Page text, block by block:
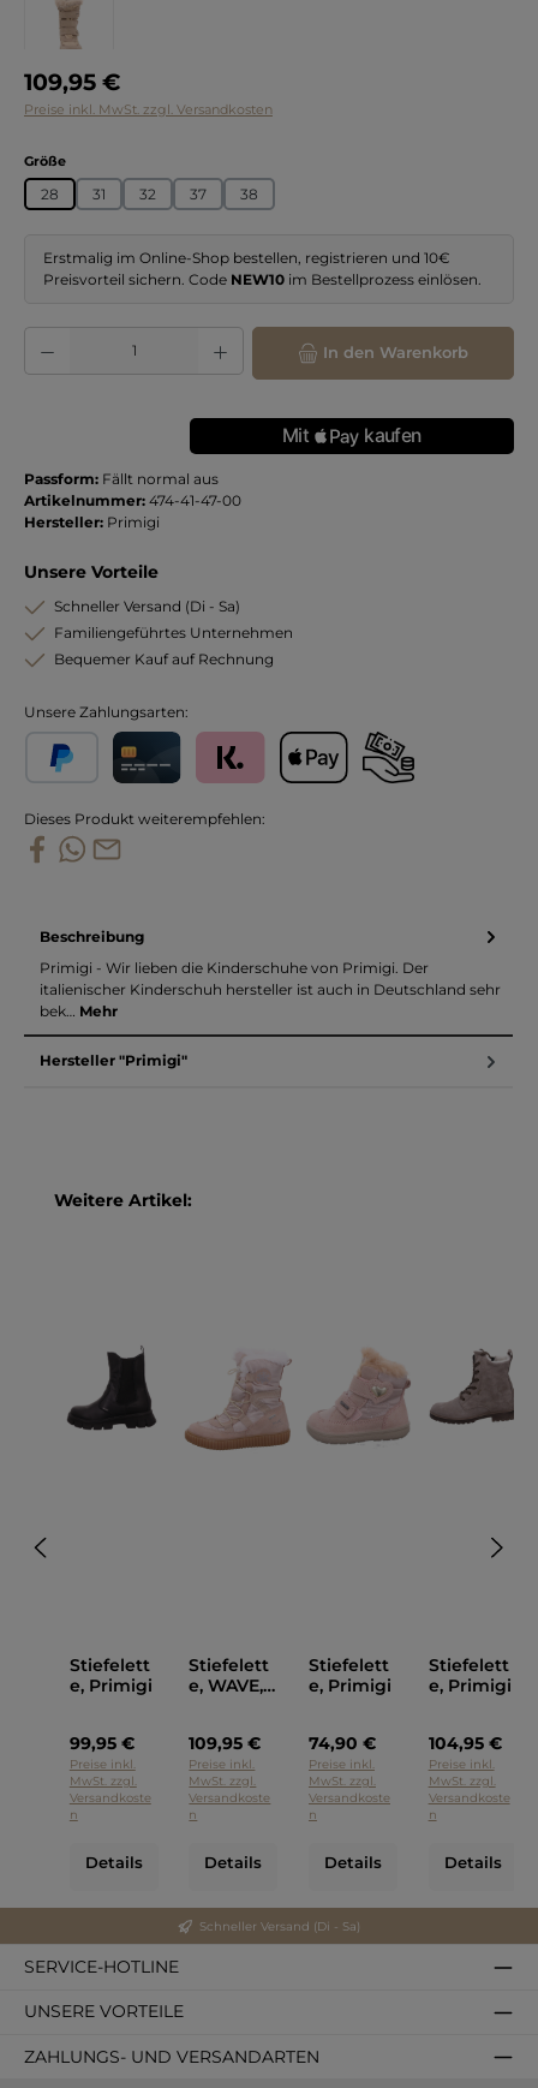
Regulärer Preis:
109,95 €
Preise inkl. MwSt. zzgl. Versandkosten
Größeauswählen
28 31 32 37 38
Erstmalig im Online-Shop bestellen, registrieren und 10€
Preisvorteil sichern. Code NEW10 im Bestellprozess einlösen.
Produkt Anzahl: Gib den gewünschten Wert ein oder benutze die
In den Warenkorb
Passform: Fällt normal aus
Artikelnummer: 474-41-47-00
Hersteller: Primigi
Unsere Vorteile
Schneller Versand (Di - Sa)
Familiengeführtes Unternehmen
Bequemer Kauf auf Rechnung
Unsere Zahlungsarten:
Dieses Produkt weiterempfehlen:
Beschreibung
Primigi - Wir lieben die Kinderschuhe von Primigi. Der
italienischer Kinderschuh hersteller ist auch in Deutschland sehr
bek… Mehr
Hersteller "Primigi"
Produktgalerie überspringen
Weitere Artikel:
Stiefelett
e, Primigi
99,95 €
Preise inkl.
MwSt. zzgl.
Versandkoste
n
Details
Stiefelett
e, WAVE,
109,95 €
Preise inkl.
MwSt. zzgl.
Versandkoste
n
Details
Stiefelett
e, Primigi
74,90 €
Preise inkl.
MwSt. zzgl.
Versandkoste
n
Details
Stiefelett
e, Primigi
104,95 €
Preise inkl.
MwSt. zzgl.
Versandkoste
n
Details
Schneller Versand (Di - Sa)
SERVICE-HOTLINE
UNSERE VORTEILE
ZAHLUNGS- UND VERSANDARTEN